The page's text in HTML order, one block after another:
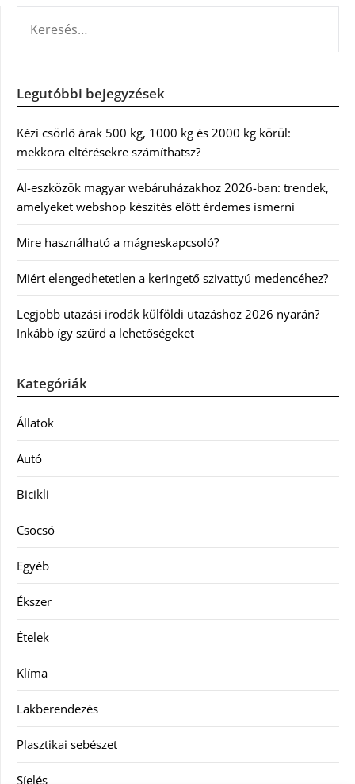
Legutóbbi bejegyzések
Kézi csörlő árak 500 kg, 1000 kg és 2000 kg körül:
mekkora eltérésekre számíthatsz?
AI-eszközök magyar webáruházakhoz 2026-ban: trendek,
amelyeket webshop készítés előtt érdemes ismerni
Mire használható a mágneskapcsoló?
Miért elengedhetetlen a keringető szivattyú medencéhez?
Legjobb utazási irodák külföldi utazáshoz 2026 nyarán?
Inkább így szűrd a lehetőségeket
Kategóriák
Állatok
Autó
Bicikli
Csocsó
Egyéb
Ékszer
Ételek
Klíma
Lakberendezés
Plasztikai sebészet
Síelés